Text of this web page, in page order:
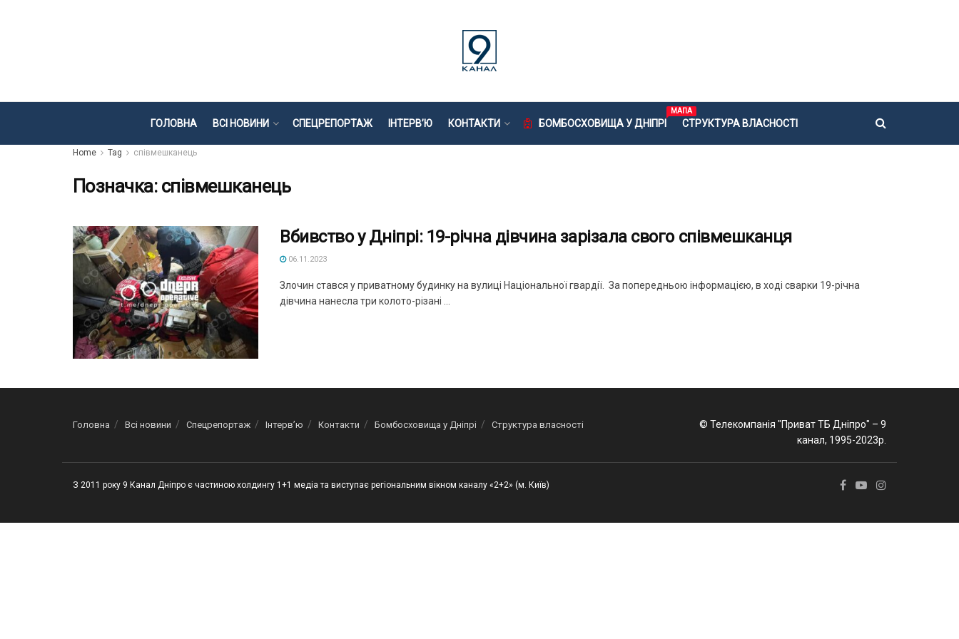
ГОЛОВНА ВСІ НОВИНИ СПЕЦРЕПОРТАЖ ІНТЕРВ’Ю КОНТАКТИ БОМБОСХОВИЩА У ДНІПРІ
МАПА
СТРУКТУРА ВЛАСНОСТІ
Home Tag співмешканець
Позначка: співмешканець
Вбивство у Дніпрі: 19-річна дівчина зарізала свого співмешканця
06.11.2023
Злочин стався у приватному будинку на вулиці Національної гвардії. За попередньою інформацією, в ході сварки 19-річна
дівчина нанесла три колото-різані ...
Головна Всі новини Спецрепортаж Інтерв’ю Контакти Бомбосховища у Дніпрі Структура власності
© Телекомпанія "Приват ТБ Дніпро" – 9
канал, 1995-2023р.
З 2011 року 9 Канал Дніпро є частиною холдингу 1+1 медіа та виступає регіональним вікном каналу «2+2» (м. Київ)